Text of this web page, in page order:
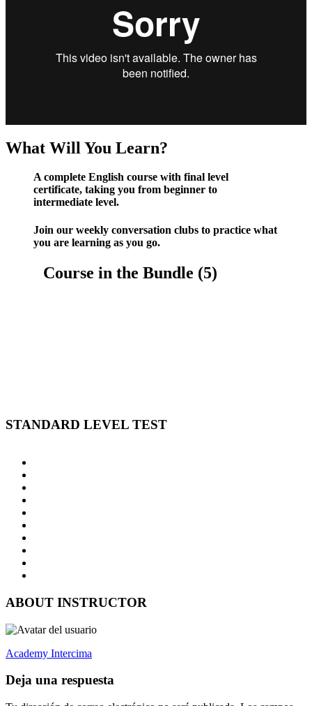
What Will You Learn?
A complete English course with final level
certificate, taking you from beginner to
intermediate level.
Join our weekly conversation clubs to practice what
you are learning as you go.
Course in the Bundle (5)
STANDARD LEVEL TEST
ABOUT INSTRUCTOR
Academy Intercima
Deja una respuesta